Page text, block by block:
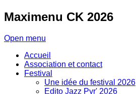
Maximenu CK 2026
Open menu
Accueil
Association et contact
Festival
Une idée du festival 2026
Edito Jazz Pyr' 2026